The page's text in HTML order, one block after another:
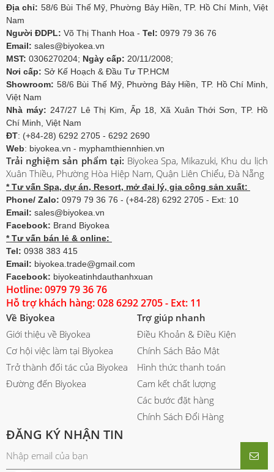
Địa chỉ: 58/6 Bùi Thế Mỹ, Phường Bảy Hiền, TP. Hồ Chí Minh, Việt
Nam
Người ĐDPL: Võ Thị Thanh Hoa - Tel: 0979 79 36 76
Email: sales@biyokea.vn
MST: 0306270204; Ngày cấp: 20/11/2008;
Nơi cấp: Sở Kế Hoạch & Đầu Tư TP.HCM
Showroom: 58/6 Bùi Thế Mỹ, Phường Bảy Hiền, TP. Hồ Chí Minh,
Việt Nam
Nhà máy: 247/27 Lê Thị Kim, Ấp 18, Xã Xuân Thới Sơn, TP. Hồ
Chí Minh, Việt Nam
ĐT: (+84-28) 6292 2705 - 6292 2690
Web: biyokea.vn - myphamthiennhien.vn
Trải nghiệm sản phẩm tại: Biyokea Spa, Mikazuki, Khu du lịch
Xuân Thiều, Phường Hòa Hiệp Nam, Quận Liên Chiểu, Đà Nẵng
* Tư vấn Spa, dự án, Resort, mở đại lý, gia công sản xuất:
Phone/ Zalo: 0979 79 36 76 - (+84-28) 6292 2705 - Ext: 10
Email: sales@biyokea.vn
Facebook: Brand Biyokea
* Tư vấn bán lẻ & online:
Tel: 0938 383 415
Email: biyokea.trade@gmail.com
Facebook: biyokeatinhdauthanhxuan
Hotline: 0979 79 36 76
Hỗ trợ khách hàng: 028 6292 2705 - Ext: 11
Về Biyokea
Giới thiệu về Biyokea
Cơ hội việc làm tại Biyokea
Trở thành đối tác của Biyokea
Đường đến Biyokea
Trợ giúp nhanh
Điều Khoản & Điều Kiện
Chính Sách Bảo Mật
Hình thức thanh toán
Cam kết chất lượng
Các bước đặt hàng
Chính Sách Đổi Hàng
ĐĂNG KÝ NHẬN TIN